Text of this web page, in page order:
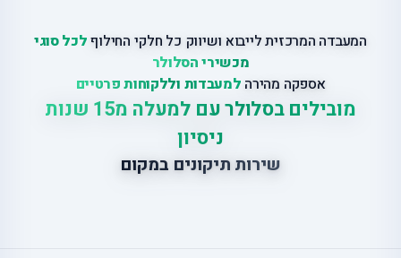
המעבדה המרכזית לייבוא ושיווק כל חלקי החילוףלכל סוגי
מכשירי הסלולר
אספקה מהירה למעבדות וללקוחות פרטיים
מובילים בסלולר עם למעלה מ15 שנות
ניסיון
שירות תיקונים במקום